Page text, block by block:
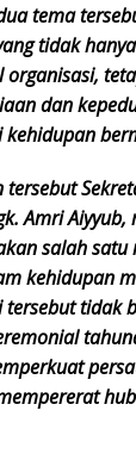
tema
tidak
dan
Amri
salah satu
kehidupan
tidak